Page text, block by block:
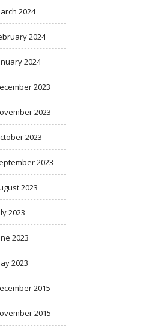
2024
2024
2024
2023
2023
2023
2023
2023
2023
2023
2023
2015
2015